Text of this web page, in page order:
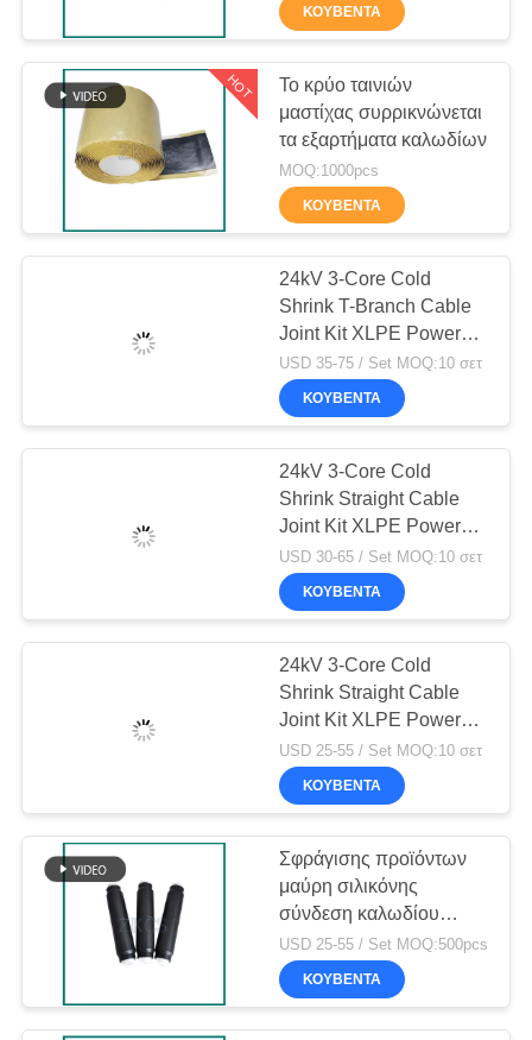
ΕΡΓΟΣΤΆΣΙΟ
ΠΟΙΟΤΙΚΌΣ
ΈΛΕΓΧΟΣ
ΕΠΙΚΟΙΝΩΝΉΣΤΕ
ΜΑΖΊ
ΕΙΔΉΣΕΙΣ
ΥΠΟΘΈΣΕΙΣ
ΠΟΛΙΤΙΚΉ
Το κρύο σιλικόνης
συρρικνώνεται το
σωλήνα
89
συρρικνώνεται τα
εξαρτήματα
καλωδίων
109
συρρικνώνεται τη
51
Ξεμπλοκάρισμα
καλωδίων
61
ΚΟΥΒΈΝΤΑ
HOT
Το κρύο ταινιών
μαστίχας συρρικνώνεται
τα εξαρτήματα καλωδίων
MOQ:1000pcs
ΚΟΥΒΈΝΤΑ
24kV 3-Core Cold
Shrink T-Branch Cable
Joint Kit XLPE Power
Cable Connector 70-
120mm² EPDM Rubber
USD 35-75 / Set MOQ:10 σετ
ΚΟΥΒΈΝΤΑ
24kV 3-Core Cold
Shrink Straight Cable
Joint Kit XLPE Power
Cable Connector 70-
120mm² Silicone
Rubber
USD 30-65 / Set MOQ:10 σετ
ΚΟΥΒΈΝΤΑ
24kV 3-Core Cold
Shrink Straight Cable
Joint Kit XLPE Power
Cable Connector 70-
120mm² EPDM Rubber
USD 25-55 / Set MOQ:10 σετ
ΚΟΥΒΈΝΤΑ
Σφράγισης προϊόντων
μαύρη σιλικόνης
σύνδεση καλωδίου
τροφοδοσίας μόνωσης
καλωδίων κοινή
USD 25-55 / Set MOQ:500pcs
ΚΟΥΒΈΝΤΑ